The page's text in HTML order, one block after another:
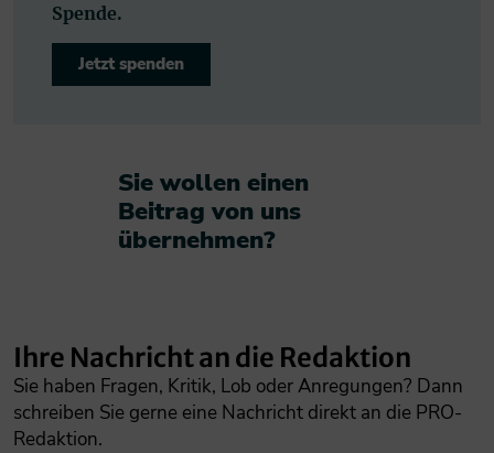
Spende.
Jetzt spenden
Sie wollen einen
Beitrag von uns
übernehmen?​
Ihre Nachricht an die Redaktion
Sie haben Fragen, Kritik, Lob oder Anregungen? Dann
schreiben Sie gerne eine Nachricht direkt an die PRO-
Redaktion.